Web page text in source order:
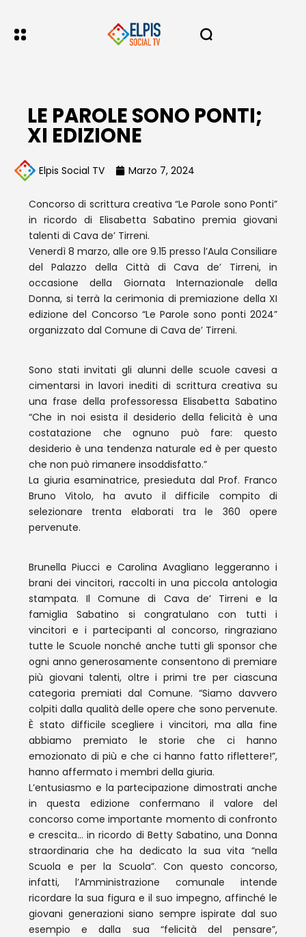
LE PAROLE SONO PONTI;
XI EDIZIONE
Elpis Social TV Marzo 7, 2024
Concorso di scrittura creativa “Le Parole sono Ponti”
in ricordo di Elisabetta Sabatino premia giovani
talenti di Cava de’ Tirreni.
Venerdì 8 marzo, alle ore 9.15 presso l’Aula Consiliare
del Palazzo della Città di Cava de’ Tirreni, in
occasione della Giornata Internazionale della
Donna, si terrà la cerimonia di premiazione della XI
edizione del Concorso “Le Parole sono ponti 2024”
organizzato dal Comune di Cava de’ Tirreni.
Sono stati invitati gli alunni delle scuole cavesi a
cimentarsi in lavori inediti di scrittura creativa su
una frase della professoressa Elisabetta Sabatino
“Che in noi esista il desiderio della felicità è una
costatazione che ognuno può fare: questo
desiderio è una tendenza naturale ed è per questo
che non può rimanere insoddisfatto.”
La giuria esaminatrice, presieduta dal Prof. Franco
Bruno Vitolo, ha avuto il difficile compito di
selezionare trenta elaborati tra le 360 opere
pervenute.
Brunella Piucci e Carolina Avagliano leggeranno i
brani dei vincitori, raccolti in una piccola antologia
stampata. Il Comune di Cava de’ Tirreni e la
famiglia Sabatino si congratulano con tutti i
vincitori e i partecipanti al concorso, ringraziano
tutte le Scuole nonché anche tutti gli sponsor che
ogni anno generosamente consentono di premiare
più giovani talenti, oltre i primi tre per ciascuna
categoria premiati dal Comune. “Siamo davvero
colpiti dalla qualità delle opere che sono pervenute.
È stato difficile scegliere i vincitori, ma alla fine
abbiamo premiato le storie che ci hanno
emozionato di più e che ci hanno fatto riflettere!”,
hanno affermato i membri della giuria.
L’entusiasmo e la partecipazione dimostrati anche
in questa edizione confermano il valore del
concorso come importante momento di confronto
e crescita… in ricordo di Betty Sabatino, una Donna
straordinaria che ha dedicato la sua vita “nella
Scuola e per la Scuola”. Con questo concorso,
infatti, l’Amministrazione comunale intende
ricordare la sua figura e il suo impegno, affinché le
giovani generazioni siano sempre ispirate dal suo
esempio e dalla sua “felicità del pensare”,